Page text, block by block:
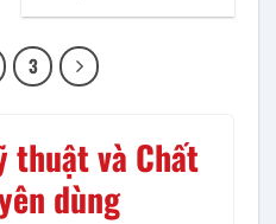
3
thuật và Chất
dùng